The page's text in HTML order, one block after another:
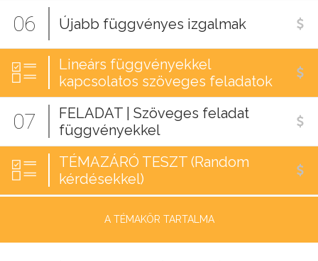
06 Újabb függvényes izgalmak
Lineárs függvényekkel
kapcsolatos szöveges feladatok
07
FELADAT | Szöveges feladat
függvényekkel
TÉMAZÁRÓ TESZT (Random
kérdésekkel)
A TÉMAKÖR TARTALMA